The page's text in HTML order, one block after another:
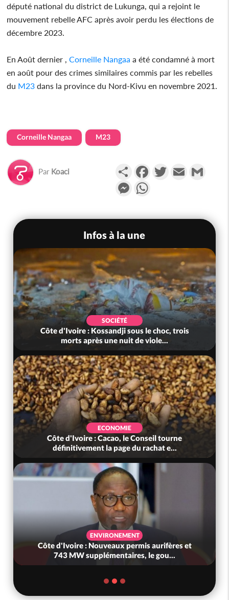
député national du district de Lukunga, qui a rejoint le
mouvement rebelle AFC après avoir perdu les élections de
décembre 2023.
En Août dernier ,Corneille Nangaa a été condamné à mort
en août pour des crimes similaires commis par les rebelles
du M23 dans la province du Nord-Kivu en novembre 2021.
Corneille Nangaa M23
Par Koaci PartagerFacebookTwitterEmail
Messenger
Infos à la une
SOCIÉTÉ
Côte d'Ivoire : Kossandji sous le choc, trois
morts après une nuit de viole...
ECONOMIE
Côte d'Ivoire : Cacao, le Conseil tourne
définitivement la page du rachat e...
ENVIRONEMENT
Côte d'Ivoire : Nouveaux permis aurifères et
743 MW supplémentaires, le gou...